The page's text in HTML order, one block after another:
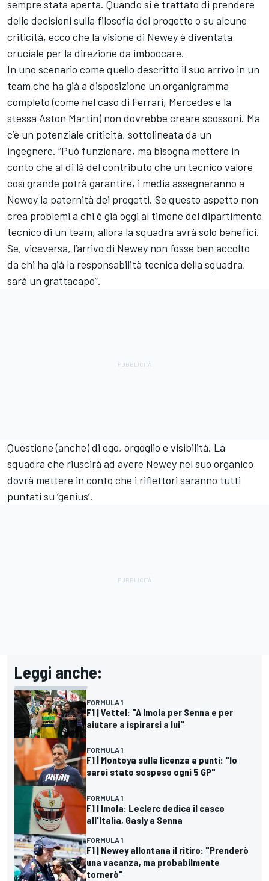
sempre stata aperta. Quando si è trattato di prendere
delle decisioni sulla filosofia del progetto o su alcune
criticità, ecco che la visione di Newey è diventata
cruciale per la direzione da imboccare.
In uno scenario come quello descritto il suo arrivo in un
team che ha già a disposizione un organigramma
completo (come nel caso di Ferrari, Mercedes e la
stessa Aston Martin) non dovrebbe creare scossoni. Ma
c’è un potenziale criticità, sottolineata da un
ingegnere. “Può funzionare, ma bisogna mettere in
conto che al di là del contributo che un tecnico valore
così grande potrà garantire, i media assegneranno a
Newey la paternità dei progetti. Se questo aspetto non
crea problemi a chi è già oggi al timone del dipartimento
tecnico di un team, allora la squadra avrà solo benefici.
Se, viceversa, l’arrivo di Newey non fosse ben accolto
da chi ha già la responsabilità tecnica della squadra,
sarà un grattacapo”.
Questione (anche) di ego, orgoglio e visibilità. La
squadra che riuscirà ad avere Newey nel suo organico
dovrà mettere in conto che i riflettori saranno tutti
puntati su ‘genius’.
Leggi anche:
FORMULA 1
F1 | Vettel: "A Imola per Senna e per
aiutare a ispirarsi a lui"
FORMULA 1
F1 | Montoya sulla licenza a punti: "Io
sarei stato sospeso ogni 5 GP"
FORMULA 1
F1 | Imola: Leclerc dedica il casco
all'Italia, Gasly a Senna
FORMULA 1
F1 | Newey allontana il ritiro: "Prenderò
una vacanza, ma probabilmente
tornerò"